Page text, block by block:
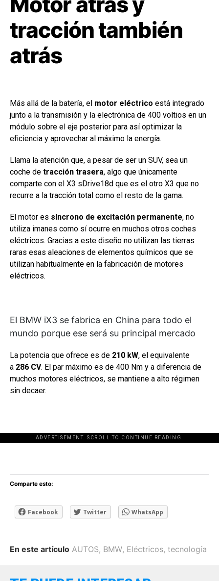
tracción también
atrás
Más allá de la batería, el motor eléctrico está integrado
junto a la transmisión y la electrónica de 400 voltios en un
módulo sobre el eje posterior para así optimizar la
eficiencia y aprovechar al máximo la energía.
Llama la atención que, a pesar de ser un SUV, sea un
coche de tracción trasera, algo que únicamente
comparte con el X3 sDrive18d que es el otro X3 que no
recurre a la tracción total como el resto de la gama.
El motor es síncrono de excitación permanente, no
utiliza imanes como sí ocurre en muchos otros coches
eléctricos. Gracias a este diseño no utilizan las tierras
raras esas aleaciones de elementos químicos que se
utilizan habitualmente en la fabricación de motores
eléctricos.
El BMW iX3 se fabrica en China para todo el
mundo porque ese será su principal mercado
La potencia que ofrece es de 210 kW, el equivalente
a 286 CV. El par máximo es de 400 Nm y a diferencia de
muchos motores eléctricos, se mantiene a alto régimen
sin decaer.
ADVERTISEMENT. SCROLL TO CONTINUE READING.
[adsforwp id="243463"]
Comparte esto:
Facebook Twitter WhatsApp
En este artículo AUTOS, BMW, Eléctricos, tecnología